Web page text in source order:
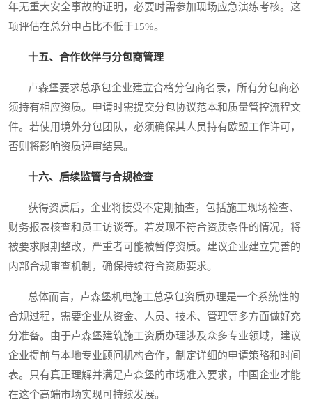
年无重大安全事故的证明，必要时需参加现场应急演练考核。这
项评估在总分中占比不低于15%。
十五、合作伙伴与分包商管理
卢森堡要求总承包企业建立合格分包商名录，所有分包商必
须持有相应资质。申请时需提交分包协议范本和质量管控流程文
件。若使用境外分包团队，必须确保其人员持有欧盟工作许可，
否则将影响资质评审结果。
十六、后续监管与合规检查
获得资质后，企业将接受不定期抽查，包括施工现场检查、
财务报表核查和员工访谈等。若发现不符合资质条件的情况，将
被要求限期整改，严重者可能被暂停资质。建议企业建立完善的
内部合规审查机制，确保持续符合资质要求。
总体而言，卢森堡机电施工总承包资质办理是一个系统性的
合规过程，需要企业从资金、人员、技术、管理等多方面做好充
分准备。由于卢森堡建筑施工资质办理涉及众多专业领域，建议
企业提前与本地专业顾问机构合作，制定详细的申请策略和时间
表。只有真正理解并满足卢森堡的市场准入要求，中国企业才能
在这个高端市场实现可持续发展。